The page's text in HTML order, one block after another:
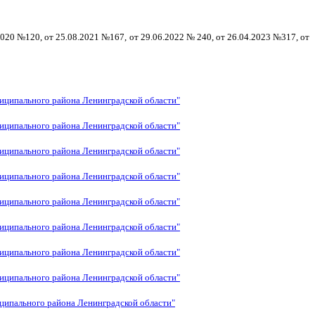
№120, от 25.08.2021 №167, от 29.06.2022 № 240, от 26.04.2023 №317, от
района Ленинградской области"
района Ленинградской области"
района Ленинградской области"
района Ленинградской области"
района Ленинградской области"
района Ленинградской области"
района Ленинградской области"
района Ленинградской области"
района Ленинградской области"